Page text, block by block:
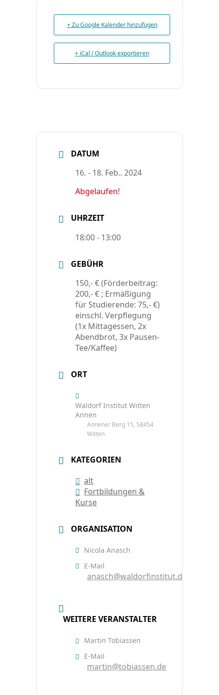
+ Zu Google Kalender hinzufügen
+ iCal / Outlook exportieren
DATUM
16. - 18. Feb.. 2024
Abgelaufen!
UHRZEIT
18:00 - 13:00
GEBÜHR
150,- € (Förderbeitrag:
200,- € ; Ermäßigung
für Studierende: 75,- €)
einschl. Verpflegung
(1x Mittagessen, 2x
Abendbrot, 3x Pausen-
Tee/Kaffee)
ORT
Waldorf Institut Witten
Annen
Annener Berg 15, 58454
Witten
KATEGORIEN
alt
Fortbildungen &
Kurse
ORGANISATION
Nicola Anasch
E-Mail
anasch@waldorfinstitut.de
WEITERE VERANSTALTER
Martin Tobiassen
E-Mail
martin@tobiassen.de